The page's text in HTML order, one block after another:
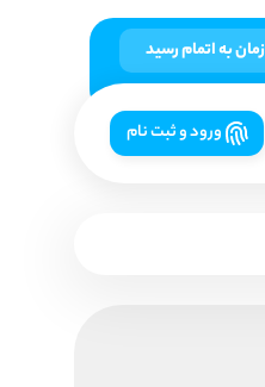
زمان به اتمام رسید
ورود و ثبت نام